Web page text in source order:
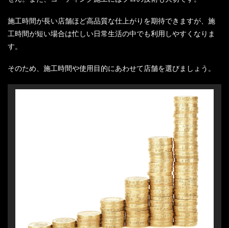
施工時間が長い店舗ほど高品質な仕上がりを期待できますが、施
工時間が短い場合は忙しい日常生活の中でも利用しやすくなりま
す。
そのため、施工時間や使用目的にあわせて店舗を選びましょう。